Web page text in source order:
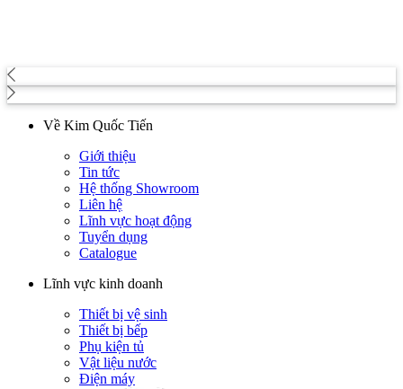
Về Kim Quốc Tiến
Giới thiệu
Tin tức
Hệ thống Showroom
Liên hệ
Lĩnh vực hoạt động
Tuyển dụng
Catalogue
Lĩnh vực kinh doanh
Thiết bị vệ sinh
Thiết bị bếp
Phụ kiện tủ
Vật liệu nước
Điện máy